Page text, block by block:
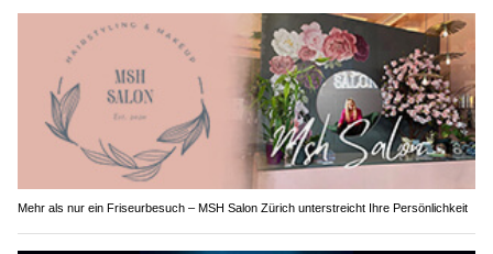
Mehr als nur ein Friseurbesuch – MSH Salon Zürich unterstreicht Ihre Persönlichkeit